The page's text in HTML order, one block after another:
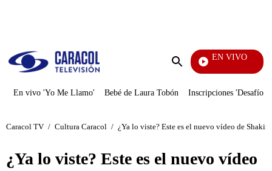
Enviar
EN VIVO
Noticias Caracol
En vivo 'Yo Me Llamo' Bebé de Laura Tobón Inscripciones 'Desafío'
Caracol TV / Cultura Caracol / ¿Ya lo viste? Este es el nuevo vídeo de
¿Ya lo viste? Este es el nuevo vídeo